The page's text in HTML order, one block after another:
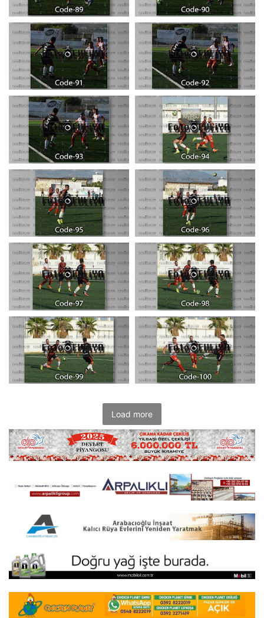
Load more